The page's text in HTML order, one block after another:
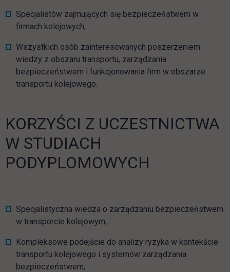
Specjalistów zajmujących się bezpieczeństwem w
firmach kolejowych,
Wszystkich osób zainteresowanych poszerzeniem
wiedzy z obszaru transportu, zarządzania
bezpieczeństwem i funkcjonowania firm w obszarze
transportu kolejowego.
KORZYŚCI Z UCZESTNICTWA
W STUDIACH
PODYPLOMOWYCH
Specjalistyczna wiedza o zarządzaniu bezpieczeństwem
w transporcie kolejowym,
Kompleksowe podejście do analizy ryzyka w kontekście
transportu kolejowego i systemów zarządzania
bezpieczeństwem,